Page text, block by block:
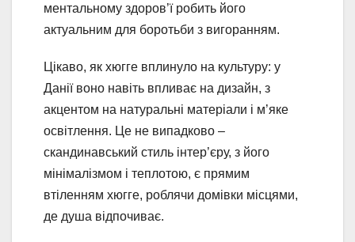
ментальному здоров’ї робить його
актуальним для боротьби з вигоранням.
Цікаво, як хюгге вплинуло на культуру: у
Данії воно навіть впливає на дизайн, з
акцентом на натуральні матеріали і м’яке
освітлення. Це не випадково –
скандинавський стиль інтер’єру, з його
мінімалізмом і теплотою, є прямим
втіленням хюгге, роблячи домівки місцями,
де душа відпочиває.